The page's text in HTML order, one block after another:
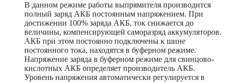
В данном режиме работы выпрямителя производится
полный заряд АКБ постоянным напряжением. При
достижении 100% заряда АКБ, ток снижается до
величины, компенсирующей саморазряд аккумуляторов.
АКБ при этом постоянно подключены к шине
постоянного тока, находятся в буферном режиме.
Напряжение заряда в буферном режиме для свинцово-
кислотных АКБ определяет производитель АКБ.
Уровень напряжения автоматически регулируется в